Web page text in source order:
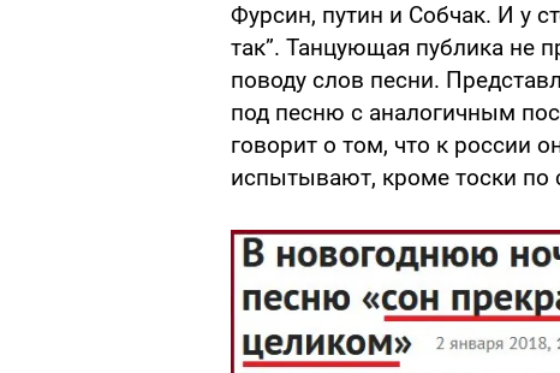
Фурсин, путин и Собчак. И у
так”. Танцующая публика не
поводу слов песни.
под песню с аналогичным
говорит о том, что к россии
испытывают, кроме тоски по